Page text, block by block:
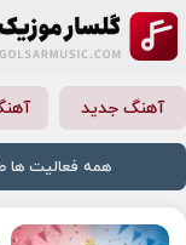
آهنگ جدید
همه فعالیت ها